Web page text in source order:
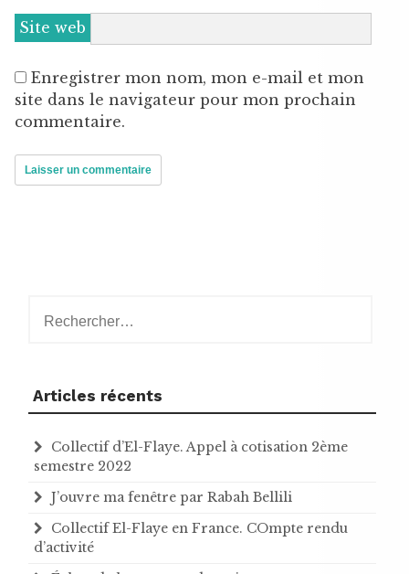
Site web
Enregistrer mon nom, mon e-mail et mon
site dans le navigateur pour mon prochain
commentaire.
Articles récents
Collectif d’El-Flaye. Appel à cotisation 2ème
semestre 2022
J’ouvre ma fenêtre par Rabah Bellili
Collectif El-Flaye en France. COmpte rendu
d’activité